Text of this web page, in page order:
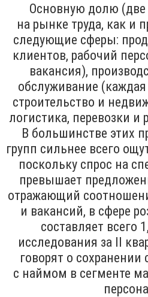
Основную долю (две
на рынке труда, как и
следующие сферы:
клиентов, рабочий
вакансия),
обслуживание
строительство и
логистика, перевозки и
В большинстве этих
групп сильнее всего
поскольку спрос на
превышает
отражающий
и вакансий, в сфере
составляет всего
исследования за II
говорят о
с наймом в сегменте